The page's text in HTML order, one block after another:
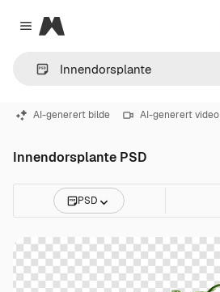
Close menu
Magnific
AI-generert bilde AI-generert video
Innendorsplante PSD
PSD